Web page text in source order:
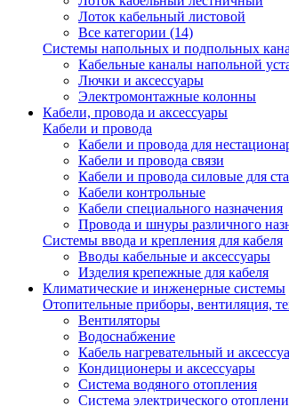
Лоток кабельный листовой
Все категории (14)
Системы напольных и подпольных
Кабельные каналы напольной
Лючки и аксессуары
Электромонтажные колонны
Кабели, провода и аксессуары
Кабели и провода
Кабели и провода для
Кабели и провода связи
Кабели и провода силовые для
Кабели контрольные
Кабели специального назначения
Провода и шнуры различного
Системы ввода и крепления для кабеля
Вводы кабельные и аксессуары
Изделия крепежные для кабеля
Климатические и инженерные системы
Отопительные приборы, вентиляция,
Вентиляторы
Водоснабжение
Кабель нагревательный и
Кондиционеры и аксессуары
Система водяного отопления
Система электрического